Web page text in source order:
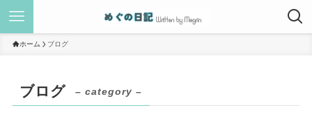
ホーム ブログ
ブログ – category –